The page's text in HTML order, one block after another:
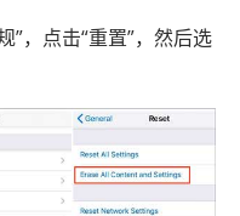
”，点击“重置”，然后选